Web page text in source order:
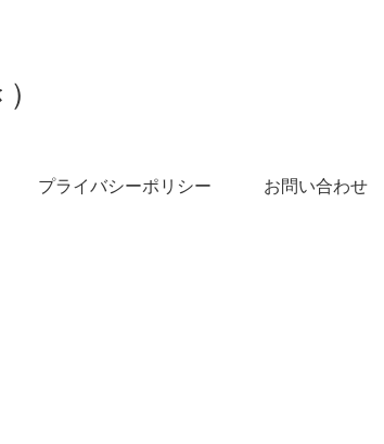
プライバシーポリシー お問い合わせ